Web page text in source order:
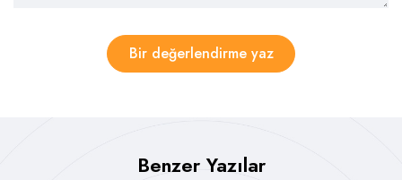
Bir değerlendirme yaz
Benzer Yazılar